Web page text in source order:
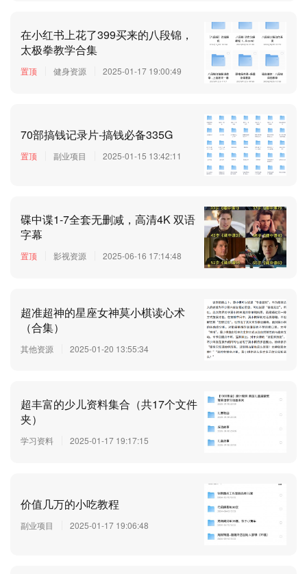
在小红书上花了399买来的八段锦，
太极拳教学合集
置顶 健身资源 2025-01-17 19:00:49
70部搞钱记录片-搞钱必备335G
置顶 副业项目 2025-01-15 13:42:11
碟中谍1-7全套无删减，高清4K 双语
字幕
置顶 影视资源 2025-06-16 17:14:48
超准超神的星座女神莫小棋读心术
（合集）
其他资源 2025-01-20 13:55:34
超丰富的少儿资料集合（共17个文件
夹）
学习资料 2025-01-17 19:17:15
价值几万的小吃教程
副业项目 2025-01-17 19:06:48